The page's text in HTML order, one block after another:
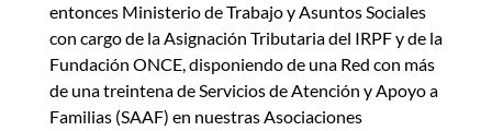
entonces Ministerio de Trabajo y Asuntos Sociales
con cargo de la Asignación Tributaria del IRPF y de la
Fundación ONCE, disponiendo de una Red con más
de una treintena de Servicios de Atención y Apoyo a
Familias (SAAF) en nuestras Asociaciones